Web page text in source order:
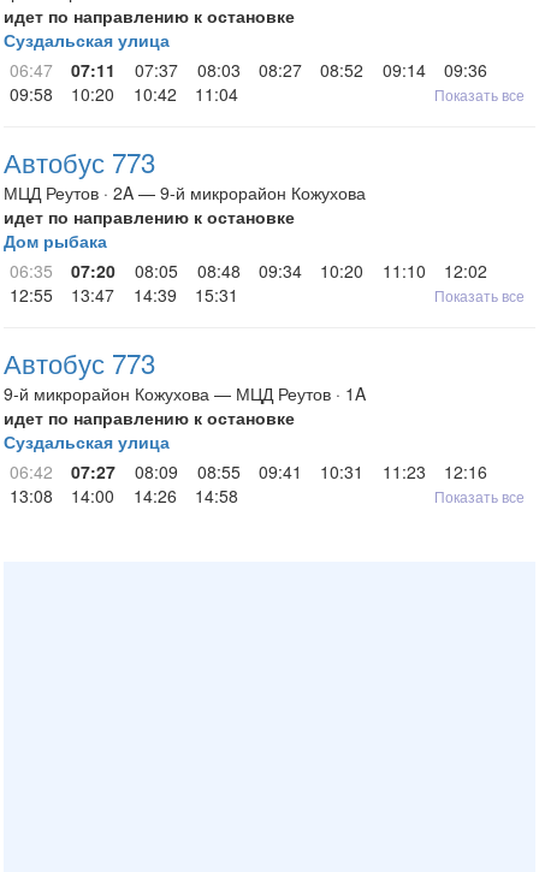
идет по направлению к остановке
Суздальская улица
06:47
07:11 07:37 08:03 08:27 08:52 09:14
09:36
09:58
10:20 10:42 11:04 Показать все
Автобус 773
МЦД Реутов · 2A — 9-й микрорайон Кожухова
идет по направлению к остановке
Дом рыбака
06:35
07:20 08:05 08:48 09:34 10:20 11:10
12:02
12:55
13:47 14:39 15:31 Показать все
Автобус 773
9-й микрорайон Кожухова — МЦД Реутов · 1A
идет по направлению к остановке
Суздальская улица
06:42
07:27 08:09 08:55 09:41 10:31 11:23
12:16
13:08
14:00 14:26 14:58 Показать все